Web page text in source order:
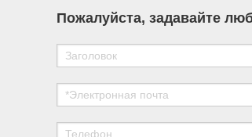
Пожалуйста, задавайте